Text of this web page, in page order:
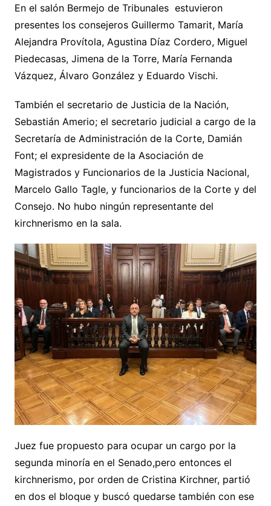
En el salón Bermejo de Tribunales estuvieron
presentes los consejeros Guillermo Tamarit, María
Alejandra Provítola, Agustina Díaz Cordero, Miguel
Piedecasas, Jimena de la Torre, María Fernanda
Vázquez, Álvaro González y Eduardo Vischi.
También el secretario de Justicia de la Nación,
Sebastián Amerio; el secretario judicial a cargo de la
Secretaría de Administración de la Corte, Damián
Font; el expresidente de la Asociación de
Magistrados y Funcionarios de la Justicia Nacional,
Marcelo Gallo Tagle, y funcionarios de la Corte y del
Consejo. No hubo ningún representante del
kirchnerismo en la sala.
Juez fue propuesto para ocupar un cargo por la
segunda minoría en el Senado,pero entonces el
kirchnerismo, por orden de Cristina Kirchner, partió
en dos el bloque y buscó quedarse también con ese